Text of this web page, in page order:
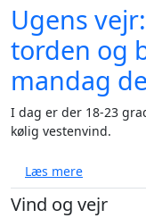
Ugens
torden og
mandag
I dag er der 18-23
kølig vestenvind.
Læs mereom
Vind og vejr